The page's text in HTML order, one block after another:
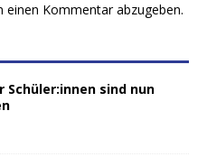
einen Kommentar abzugeben.
Schüler:innen sind nun